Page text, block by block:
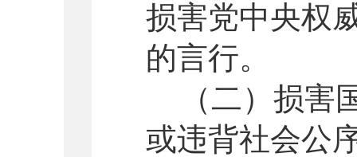
损害党中央权
的言行。
（二）损
或违背社会公